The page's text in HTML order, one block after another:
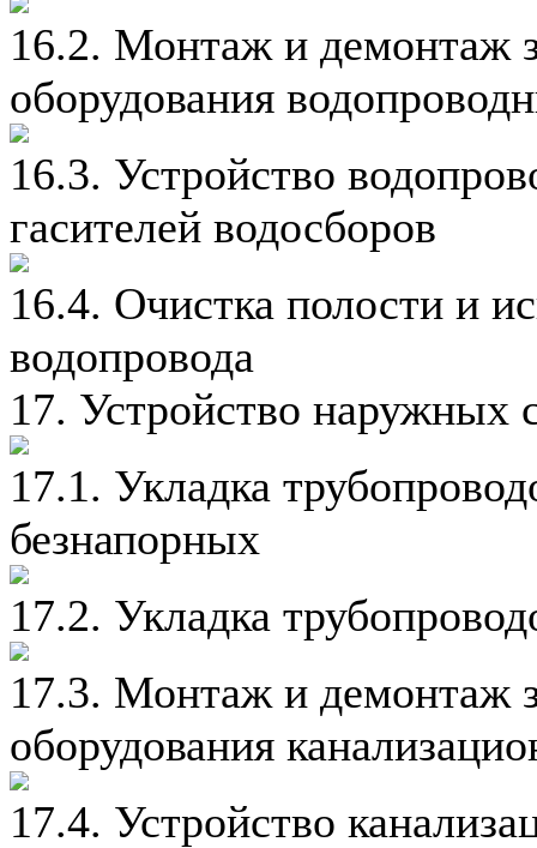
16.2. Монтаж и демонтаж
оборудования
16.3. Устройство
гасителей водосборов
16.4. Очистка полости и
водопровода
17. Устройство наружных
17.1. Укладка
безнапорных
17.2. Укладка
17.3. Монтаж и демонтаж
оборудования
17.4. Устройство